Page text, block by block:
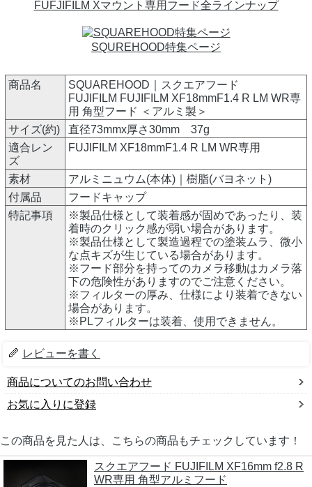
FUFJIFILM Xマウント専用フード全ラインナップ
SQUREHOOD特集ページ
商品名
SQUAREHOOD｜スクエアフード
FUJIFILM FUJIFILM XF18mmF1.4 R LM WR専
用 角型フード ＜アルミ製＞
サイズ(約)
直径73mmx厚さ30mm 37g
適合レン
ズ
FUJIFILM XF18mmF1.4 R LM WR専用
素材
アルミニュウム(本体)｜樹脂(バヨネット)
付属品
フードキャップ
特記事項
※製品仕様として装着感が固めであったり、装
着時のクリック感が弱い場合があります。
※製品仕様として製造過程での塗装ムラ、微小
な点キズが生じている場合があります。
※フード部分を持ってのカメラ移動はカメラ落
下の危険性がありますのでご注意ください。
※フィルターの厚み、仕様により装着できない
場合があります。
※PLフィルターは装着、使用できません。
レビューを書く
商品についてのお問い合わせ
お気に入りに登録
この商品を見た人は、こちらの商品もチェックしています！
スクエアフード FUJIFILM XF16mm f2.8 R
WR専用 角型アルミフード